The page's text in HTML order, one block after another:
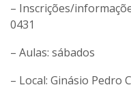
– Inscrições/
0431
– Aulas: sábados
– Local: Ginásio Pedro